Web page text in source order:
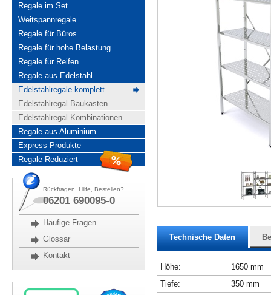
Regale im Set
Weitspannregale
Regale für Büros
Regale für hohe Belastung
Regale für Reifen
Regale aus Edelstahl
Edelstahlregale komplett
Edelstahlregal Baukasten
Edelstahlregal Kombinationen
Regale aus Aluminium
Express-Produkte
Regale Reduziert
Rückfragen, Hilfe, Bestellen?
06201 690095-0
Häufige Fragen
Glossar
Kontakt
Technische Daten
Höhe:
1650 mm
Tiefe:
350 mm